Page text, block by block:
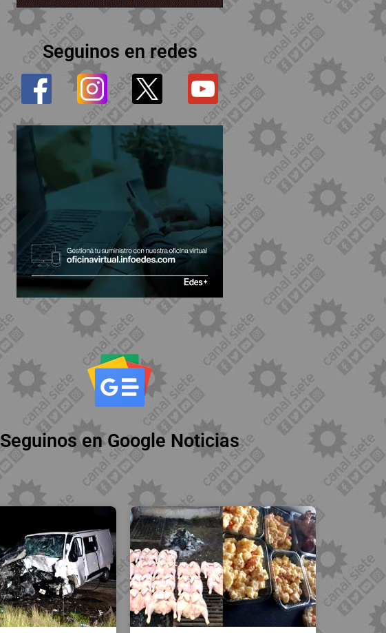
Seguinos en redes
Seguinos en Google Noticias